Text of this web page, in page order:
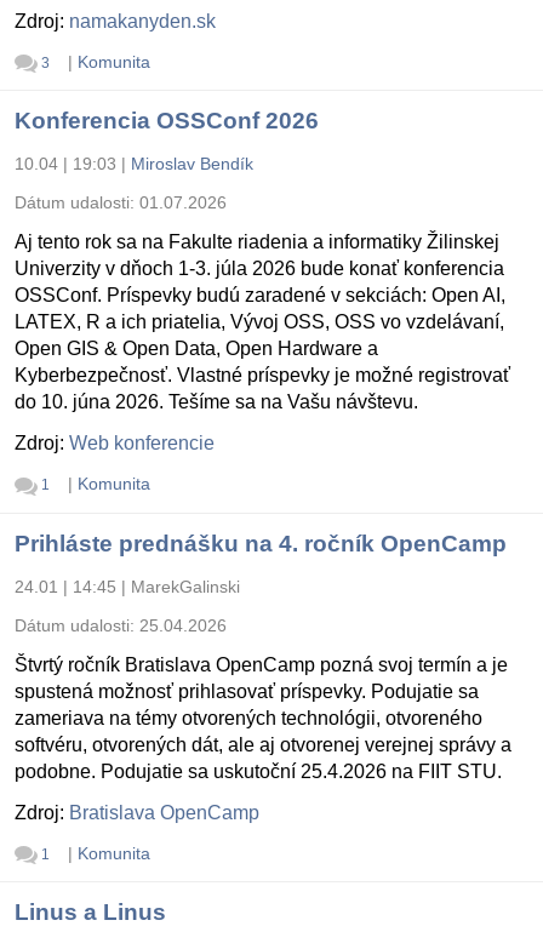
Zdroj: namakanyden.sk
3 | Komunita
Konferencia OSSConf 2026
10.04 | 19:03 | Miroslav Bendík
Dátum udalosti: 01.07.2026
Aj tento rok sa na Fakulte riadenia a informatiky Žilinskej
Univerzity v dňoch 1-3. júla 2026 bude konať konferencia
OSSConf. Príspevky budú zaradené v sekciách: Open AI,
LATEX, R a ich priatelia, Vývoj OSS, OSS vo vzdelávaní,
Open GIS & Open Data, Open Hardware a
Kyberbezpečnosť. Vlastné príspevky je možné registrovať
do 10. júna 2026. Tešíme sa na Vašu návštevu.
Zdroj: Web konferencie
1 | Komunita
Prihláste prednášku na 4. ročník OpenCamp
24.01 | 14:45 | MarekGalinski
Dátum udalosti: 25.04.2026
Štvrtý ročník Bratislava OpenCamp pozná svoj termín a je
spustená možnosť prihlasovať príspevky. Podujatie sa
zameriava na témy otvorených technológii, otvoreného
softvéru, otvorených dát, ale aj otvorenej verejnej správy a
podobne. Podujatie sa uskutoční 25.4.2026 na FIIT STU.
Zdroj: Bratislava OpenCamp
1 | Komunita
Linus a Linus